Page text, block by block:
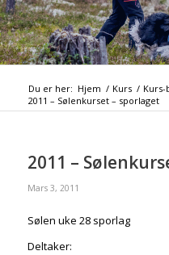
Du er her: Hjem / Kurs /
2011 – Sølenkurset – sporlaget
2011 –
Mars 3, 2011
Sølen uke 28 sporlag
Deltaker: